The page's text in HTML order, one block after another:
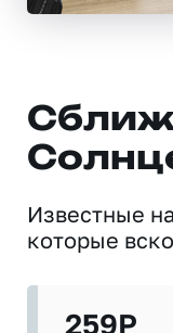
Известные
которые
259P